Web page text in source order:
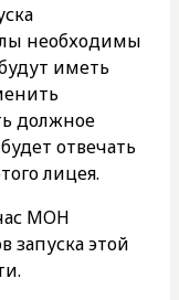
необходимы
иметь
должное
отвечать
лицея.
МОН
запуска этой